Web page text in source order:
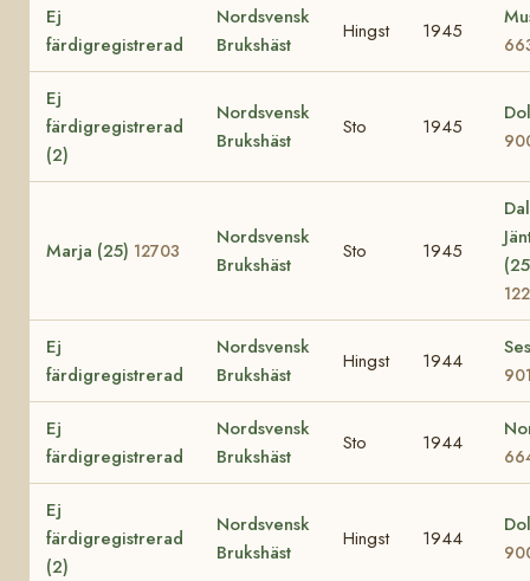
Ej
färdigregistrerad
Nordsvensk
Brukshäst
Hingst 1945
Ej
färdigregistrerad
(2)
Nordsvensk
Brukshäst
Sto 1945
Marja (25) 12703
Nordsvensk
Brukshäst
Sto 1945
Ej
färdigregistrerad
Nordsvensk
Brukshäst
Hingst 1944
Ej
färdigregistrerad
Nordsvensk
Brukshäst
Sto 1944
Ej
färdigregistrerad
(2)
Nordsvensk
Brukshäst
Hingst 1944